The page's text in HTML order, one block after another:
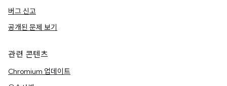
버그 신고
공개된 문제 보기
관련 콘텐츠
Chromium 업데이트